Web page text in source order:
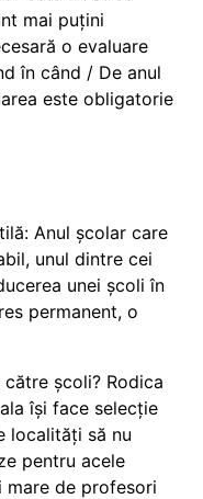
mai puțini
o evaluare
în când / De anul
este obligatorie
Anul școlar care
unul dintre cei
unei școli în
permanent, o
școli? Rodica
își face selecție
localități să nu
pentru acele
mare de profesori